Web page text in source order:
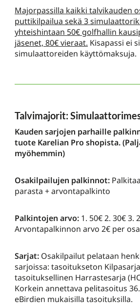
Majorpassilla kaikki talvikauden
puttikilpailua sekä 3
yhteishintaan 50€ golfhallin
jäsenet, 80€ vieraat. Kisapassi ei
simulaattoreiden käyttömaksuja.
Talvimajorit:
Kauden sarjojen parhaille
tuote Karelian Pro shopista.
myöhemmin)
Osakilpailujen palkinnot:
parasta + arvontapalkinto
Palkintojen arvo: 1. 50€ 2. 30€ 3.
Arvontapalkinnon arvo 2€ per
Sarjat: Osakilpailut pelataan
sarjoissa: tasoitukseton Kilpasarja
tasoituksellinen Harrastesarja
Korkein annettava pelitasoitus
eBirdien mukaisilla tasoituksilla.